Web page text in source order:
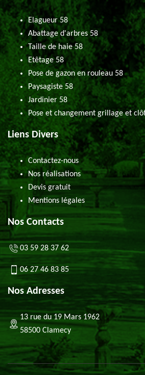
Elagueur 58
Abattage d'arbres 58
Taille de haie 58
Etêtage 58
Pose de gazon en rouleau 58
Paysagiste 58
Jardinier 58
Pose et changement grillage et
Liens Divers
Contactez-nous
Nos réalisations
Devis gratuit
Mentions légales
Nos Contacts
03 59 28 37 62
06 27 46 83 85
Nos Adresses
13 rue du 19 Mars 1962
58500 Clamecy